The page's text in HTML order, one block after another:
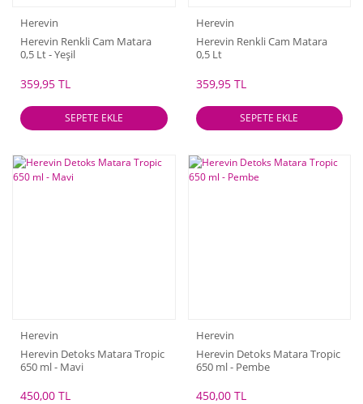
Herevin
Herevin Renkli Cam Matara
0,5 Lt - Yeşil
359,95 TL
SEPETE EKLE
Herevin
Herevin Renkli Cam Matara
0,5 Lt
359,95 TL
SEPETE EKLE
Herevin
Herevin Detoks Matara Tropic
650 ml - Mavi
450,00 TL
Herevin
Herevin Detoks Matara Tropic
650 ml - Pembe
450,00 TL